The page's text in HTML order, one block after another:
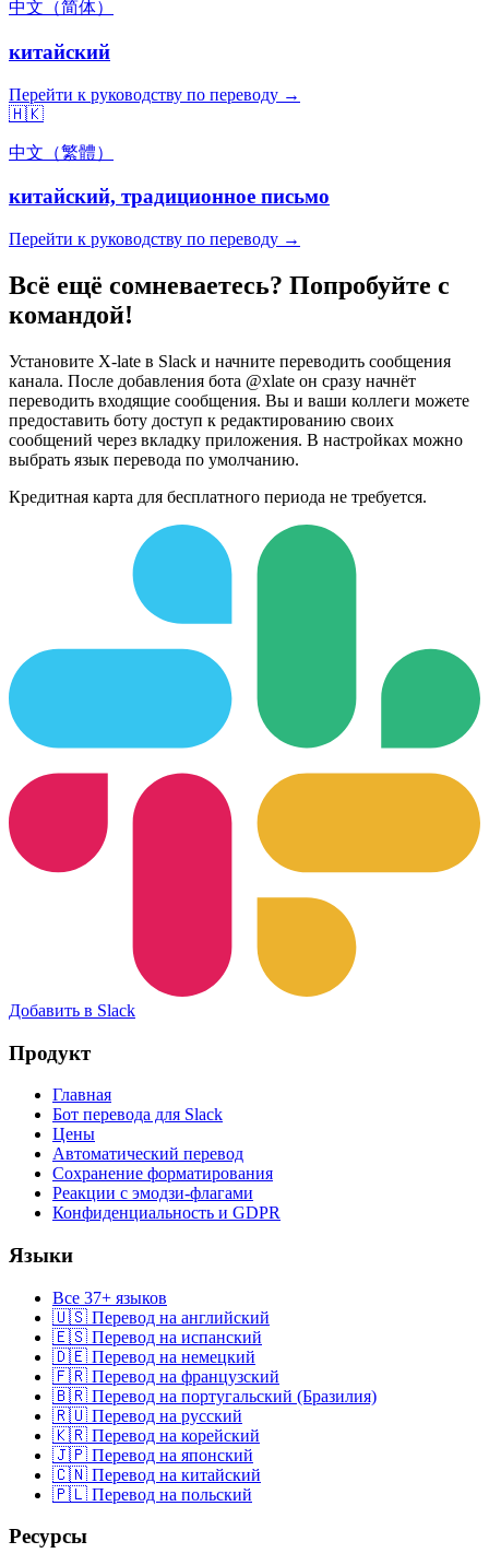
中文（简体）
китайский
Перейти к руководству по переводу →
🇭🇰
中文（繁體）
китайский, традиционное письмо
Перейти к руководству по переводу →
Всё ещё сомневаетесь? Попробуйте с
командой!
Установите X-late в Slack и начните переводить сообщения
канала. После добавления бота @xlate он сразу начнёт
переводить входящие сообщения. Вы и ваши коллеги можете
предоставить боту доступ к редактированию своих
сообщений через вкладку приложения. В настройках можно
выбрать язык перевода по умолчанию.
Кредитная карта для бесплатного периода не требуется.
Добавить в Slack
Продукт
Главная
Бот перевода для Slack
Цены
Автоматический перевод
Сохранение форматирования
Реакции с эмодзи-флагами
Конфиденциальность и GDPR
Языки
Все 37+ языков
🇺🇸 Перевод на английский
🇪🇸 Перевод на испанский
🇩🇪 Перевод на немецкий
🇫🇷 Перевод на французский
🇧🇷 Перевод на португальский (Бразилия)
🇷🇺 Перевод на русский
🇰🇷 Перевод на корейский
🇯🇵 Перевод на японский
🇨🇳 Перевод на китайский
🇵🇱 Перевод на польский
Ресурсы